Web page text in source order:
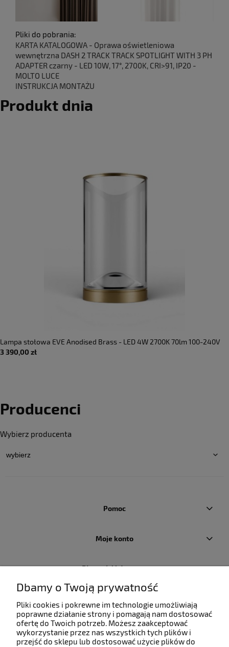
Pliki do pobrania:
KARTA KATALOGOWA - Oprawa oświetleniowa
wewnętrzna DASH 2 TRACK TRACK SPOTLIGHT WITH 3 PH
ADAPTER czarny - LED 10W, 17°, 2700K, CRI>91, IP20 -
MOLTO LUCE
INSTRUKCJA MONTAŻU
Produkt dnia
Lampa stołowa EVE Anodised Brass - LED 4W 2700K 70lm 100-240V
AC IP20 - LUMINA
3 390,00 zł
Producenci
Wybierz producenta
Pomoc
Moje konto
Płatności i dostawa
O nas
Dbamy o Twoją prywatność
Pliki cookies i pokrewne im technologie umożliwiają
poprawne działanie strony i pomagają nam dostosować
ofertę do Twoich potrzeb. Możesz zaakceptować
wykorzystanie przez nas wszystkich tych plików i
przejść do sklepu lub dostosować użycie plików do